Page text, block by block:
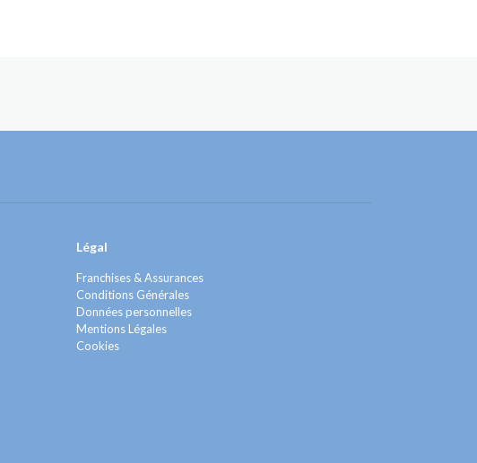
Légal
Franchises & Assurances
Conditions Générales
Données personnelles
Mentions Légales
Cookies